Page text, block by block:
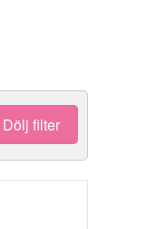
Dölj filter